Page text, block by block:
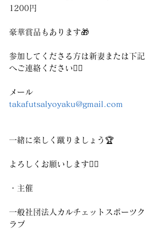
1200円
豪華賞品もあります🎁
参加してくださる方は新妻または下記
へご連絡ください🙇‍♂️
メール
takafutsalyoyaku@gmail.com
一緒に楽しく蹴りましょう🏆
よろしくお願いします🙇‍♀️
・主催
一般社団法人カルチェットスポーツク
ラブ